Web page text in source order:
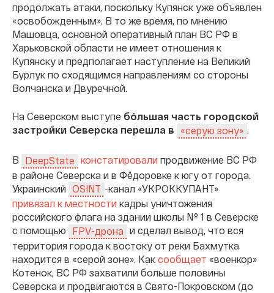
продолжать атаки, поскольку Купянск уже объявлен
«освобожденным». В то же время, по мнению
Машовца, основной оперативный план ВС РФ в
Харьковской области не имеет отношения к
Купянску и предполагает наступление на Великий
Бурлук по сходящимся направлениям со стороны
Волчанска и Двуречной.
На Северском выступе бóльшая часть городской
застройки Северска перешла в
«серую зону» .
В DeepState констатировали продвижение ВС РФ
в районе Северска и в Фёдоровке к югу от города.
Украинский OSINT -канал «УКРОККУПАНТ»
привязал к местности кадры уничтожения
российского флага на здании школы № 1 в Северске
с помощью
FPV-дрона и сделал вывод, что вся
территория города к востоку от реки Бахмутка
находится в «серой зоне». Как сообщает «военкор»
Котенок, ВС РФ захватили больше половины
Северска и продвигаются в Свято-Покровском (до